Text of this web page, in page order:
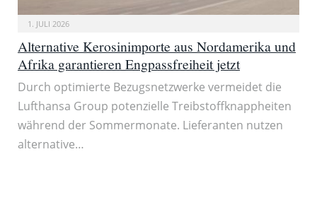
1. JULI 2026
Alternative Kerosinimporte aus Nordamerika und
Afrika garantieren Engpassfreiheit jetzt
Durch optimierte Bezugsnetzwerke vermeidet die
Lufthansa Group potenzielle Treibstoffknappheiten
während der Sommermonate. Lieferanten nutzen
alternative…